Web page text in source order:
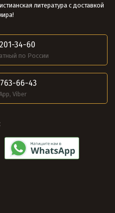
литература с доставкой
34-60
по России
66-43
Viber